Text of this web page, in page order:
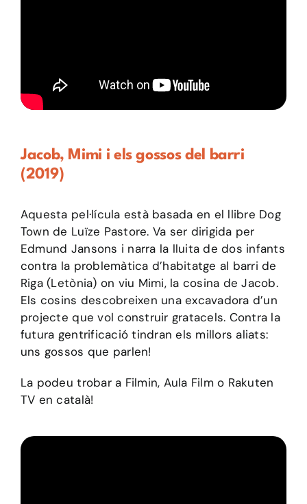
Jacob, Mimi i els gossos del barri
(2019)
Aquesta pel·lícula està basada en el llibre Dog
Town de Luïze Pastore. Va ser dirigida per
Edmund Jansons i narra la lluita de dos infants
contra la problemàtica d’habitatge al barri de
Riga (Letònia) on viu Mimi, la cosina de Jacob.
Els cosins descobreixen una excavadora d’un
projecte que vol construir gratacels. Contra la
futura gentrificació tindran els millors aliats:
uns gossos que parlen!
La podeu trobar a Filmin, Aula Film o Rakuten
TV en català!